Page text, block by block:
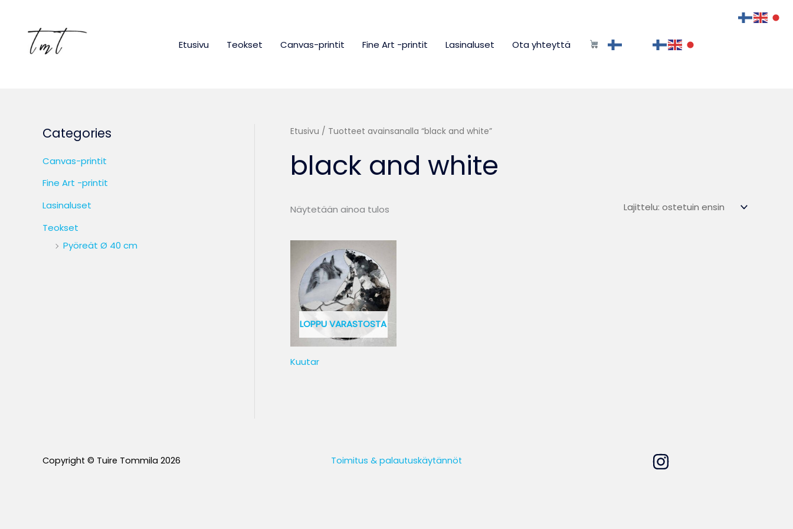
Etusivu
Teokset Canvas-printit Fine Art -printit Lasinaluset Ota yhteyttä
Categories
Canvas-printit
Fine Art -printit
Lasinaluset
Teokset
Pyöreät Ø 40 cm
Etusivu / Tuotteet avainsanalla “black and white”
black and white
Näytetään ainoa tulos
LOPPU VARASTOSTA
Kuutar
Copyright © Tuire Tommila 2026 Toimitus & palautuskäytännöt